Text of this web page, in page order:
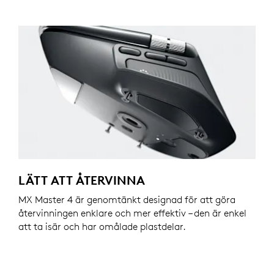
LÄTT ATT ÅTERVINNA
MX Master 4 är genomtänkt designad för att göra
återvinningen enklare och mer effektiv – den är enkel
att ta isär och har omålade plastdelar.